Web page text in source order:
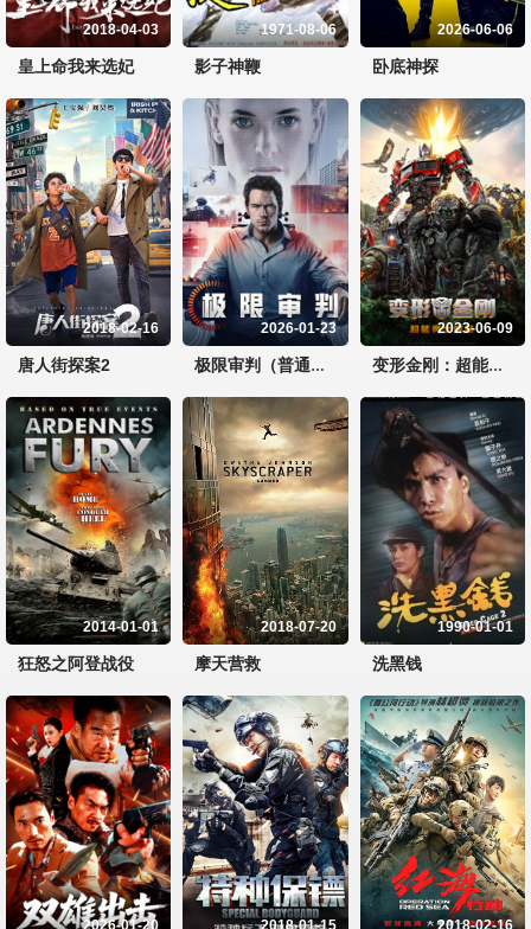
2018-04-03
皇上命我来选妃
1971-08-06
影子神鞭
2026-06-06
卧底神探
2018-02-16
唐人街探案2
2026-01-23
极限审判（普通话）
2023-06-09
变形金刚：超能勇士崛起（普通话）
2014-01-01
狂怒之阿登战役
2018-07-20
摩天营救
1990-01-01
洗黑钱
2026-01-20 2018-01-15 2018-02-16